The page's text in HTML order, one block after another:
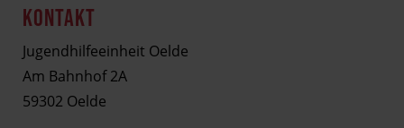
KONTAKT
Jugendhilfeeinheit Oelde
Am Bahnhof 2A
59302 Oelde